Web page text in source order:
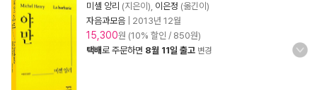
미셸 앙리 (지은이), 이은정 (옮긴이)
자음과모음
2013년 12월
15,300원 (10% 할인 / 850원)
택배로 주문하면 8월 11일 출고 변경